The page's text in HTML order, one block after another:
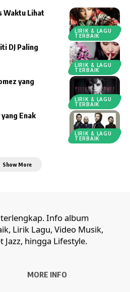
LIRIK & LAGU
TERBAIK
Waktu Lihat
LIRIK & LAGU
TERBAIK
DJ Paling
LIRIK & LAGU
TERBAIK
yang
LIRIK & LAGU
TERBAIK
Enak
Show More
Info album
Lirik Lagu, Video Musik,
Jazz, hingga Lifestyle.
MORE INFO